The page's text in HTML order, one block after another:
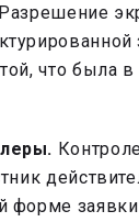
той, что была
форме